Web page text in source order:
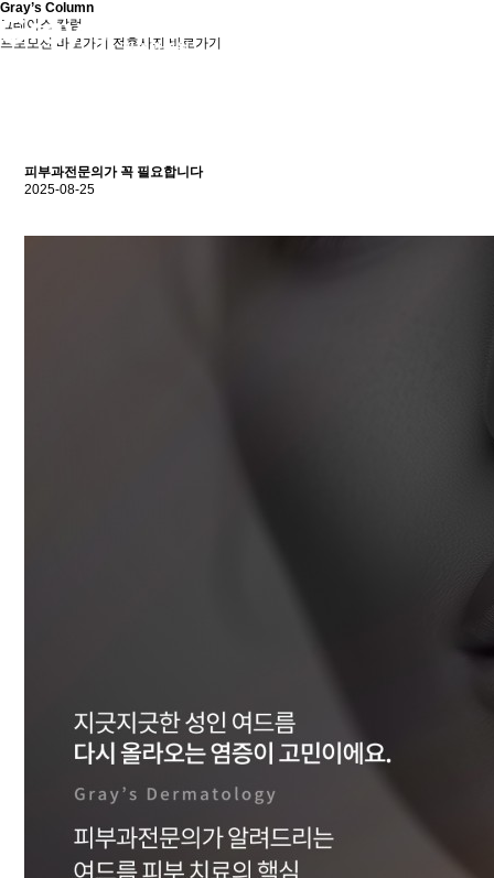
Gray’s Column
그레이스 칼럼
프로모션 바로가기 전후사진 바로가기
피부과전문의가 꼭 필요합니다
2025-08-25